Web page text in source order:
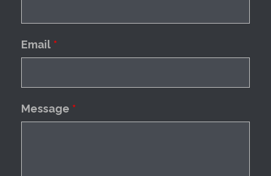
Email *
Message *